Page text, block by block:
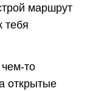
маршрут
тебя
то
открытые